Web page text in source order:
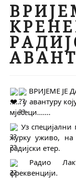
ВРИЈЕМЕ ЈЕ
...... у авантуру
мјесеци.......
Уз
журку уживо, на
радијски етер.
Радио
фреквенцији.